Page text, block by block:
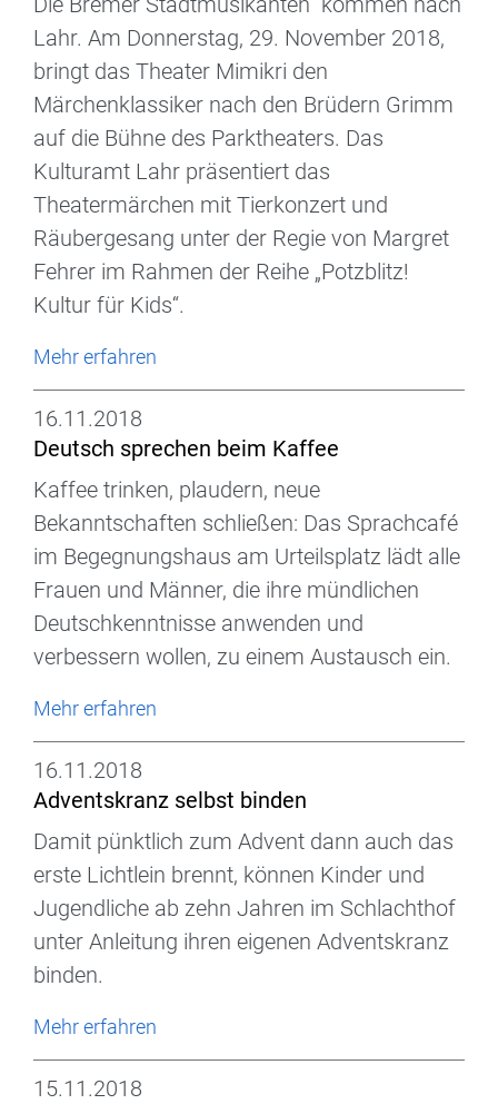
Lahr. Am Donnerstag, 29. November 2018,
bringt das Theater Mimikri den
Märchenklassiker nach den Brüdern Grimm
auf die Bühne des Parktheaters. Das
Kulturamt Lahr präsentiert das
Theatermärchen mit Tierkonzert und
Räubergesang unter der Regie von Margret
Fehrer im Rahmen der Reihe „Potzblitz!
Kultur für Kids“.
Mehr erfahren
16.11.2018
Deutsch sprechen beim Kaffee
Kaffee trinken, plaudern, neue
Bekanntschaften schließen: Das Sprachcafé
im Begegnungshaus am Urteilsplatz lädt alle
Frauen und Männer, die ihre mündlichen
Deutschkenntnisse anwenden und
verbessern wollen, zu einem Austausch ein.
Mehr erfahren
16.11.2018
Adventskranz selbst binden
Damit pünktlich zum Advent dann auch das
erste Lichtlein brennt, können Kinder und
Jugendliche ab zehn Jahren im Schlachthof
unter Anleitung ihren eigenen Adventskranz
binden.
Mehr erfahren
15.11.2018